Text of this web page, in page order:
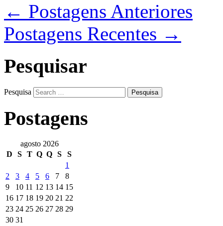
← Postagens Anteriores
Postagens Recentes →
Pesquisar
Pesquisa
Postagens
agosto 2026
D
S T Q Q S
S
1
2
3 4 5 6 7
8
9
10 11 12 13 14 15
16 17 18 19 20 21 22
23 24 25 26 27 28 29
30 31